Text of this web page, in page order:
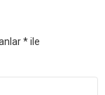
*ile